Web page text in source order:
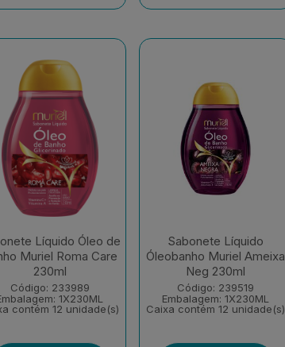
Líquido Óleo de
Muriel Roma Care
230ml
Código: 233989
1X230ML
contém 12 unidade(s)
Sabonete Líquido
Óleobanho Muriel Ameixa
Neg 230ml
Código: 239519
Embalagem: 1X230ML
Caixa contém 12 unidade(s)